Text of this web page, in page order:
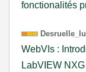
fonctionalités
WebVIs :
LabVIEW